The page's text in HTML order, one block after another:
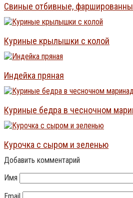
Свиные отбивные,
Куриные крылышки с колой
Индейка пряная
Куриные бедра в чесночном
Курочка с сыром и зеленью
Добавить комментарий
Имя